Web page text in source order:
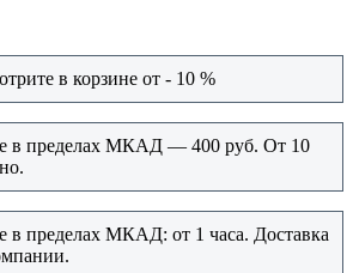
в корзине от - 10 %
в пределах МКАД — 400 руб. От 10
в пределах МКАД: от 1 часа. Доставка